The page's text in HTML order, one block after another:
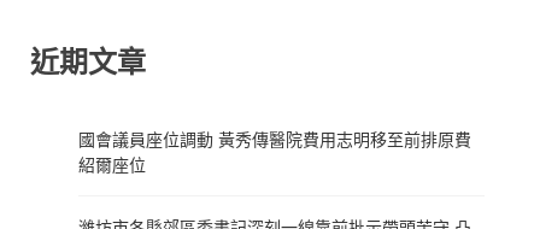
近期文章
國會議員座位調動 黃秀傳醫院費用志明移至前排原費
紹爾座位